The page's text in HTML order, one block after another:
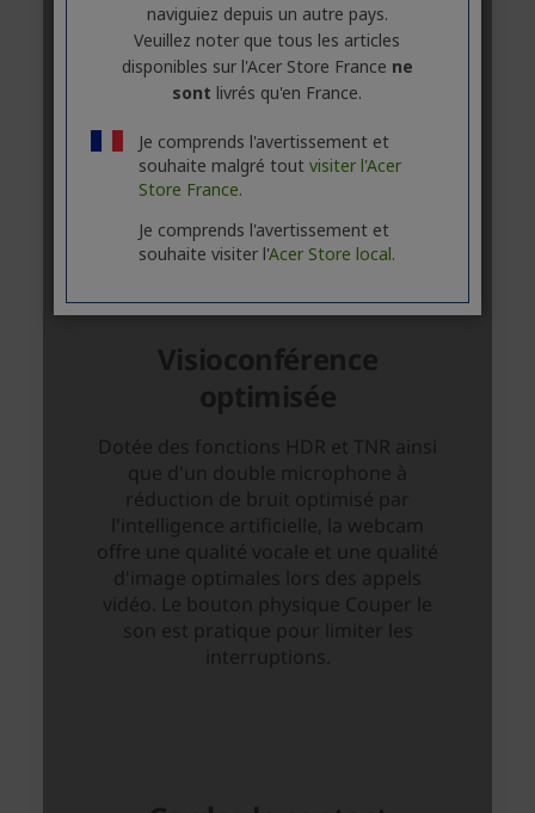
naviguiez depuis un autre pays.
Veuillez noter que tous les articles
disponibles sur l'Acer Store France ne
sont livrés qu'en France.
Je comprends l'avertissement et
souhaite malgré tout visiter l'Acer
Store France.
Je comprends l'avertissement et
souhaite visiter l'Acer Store local.